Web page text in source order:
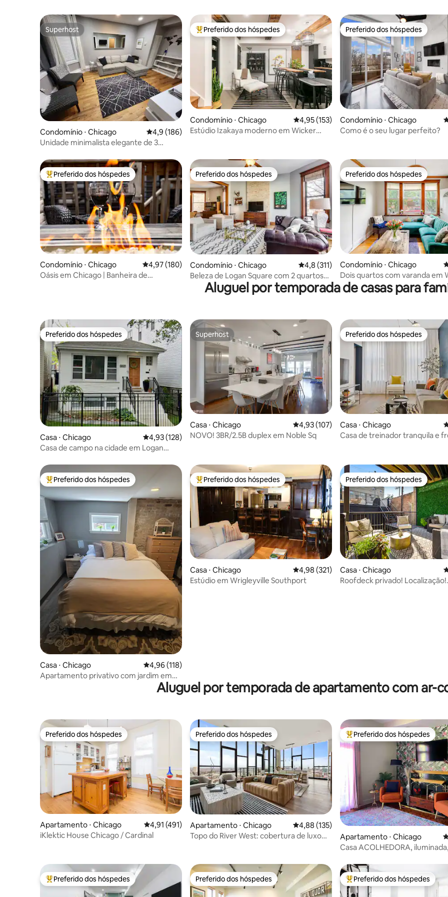
Superhost
Superhost
Condomínio ⋅ Chicago 4,9 de uma avaliação média de 5, 186 avaliações
4,9 (186)
Unidade minimalista elegante de 3
Entre os melhores preferidos dos hóspedes
Preferido dos hóspedes
Condomínio ⋅ Chicago 4,95 de uma avaliação média de 5, 153
4,95 (153)
Estúdio Izakaya moderno em Wicker
Preferido dos hóspedes
Preferido dos hóspedes
Condomínio ⋅ Chicago
Como é o seu lugar perfeito?
Entre os melhores preferidos dos hóspedes
Preferido dos hóspedes
Condomínio ⋅ Chicago 4,97 de uma avaliação média de 5, 180 avaliações
4,97 (180)
Oásis em Chicago | Banheira de
Preferido dos hóspedes
Preferido dos hóspedes
Condomínio ⋅ Chicago 4,8 de uma avaliação média de 5, 311
4,8 (311)
Beleza de Logan Square com 2 quartos
com estacionamento
Preferido dos hóspedes
Preferido dos hóspedes
Condomínio ⋅ Chicago
Dois quartos com varanda em
Park
Aluguel por temporada de casas para
Preferido dos hóspedes
Preferido dos hóspedes
Casa ⋅ Chicago 4,93 de uma avaliação média de 5, 128 avaliações
4,93 (128)
Casa de campo na cidade em Logan
Superhost
Superhost
Casa ⋅ Chicago 4,93 de uma avaliação média de 5, 107
4,93 (107)
NOVO! 3BR/2.5B duplex em Noble Sq
Preferido dos hóspedes
Preferido dos hóspedes
Casa ⋅ Chicago
Casa de treinador tranquila e
Entre os melhores preferidos dos hóspedes
Preferido dos hóspedes
Casa ⋅ Chicago 4,96 de uma avaliação média de 5, 118 avaliações
4,96 (118)
Apartamento privativo com jardim em
Entre os melhores preferidos dos hóspedes
Preferido dos hóspedes
Casa ⋅ Chicago 4,98 de uma avaliação média de 5, 321
4,98 (321)
Estúdio em Wrigleyville Southport
Preferido dos hóspedes
Preferido dos hóspedes
Casa ⋅ Chicago
Roofdeck privado! Localização!
Aluguel por temporada de apartamento com ar-
Preferido dos hóspedes
Preferido dos hóspedes
Apartamento ⋅ Chicago 4,91 de uma avaliação média de 5, 491 avaliações
4,91 (491)
iKlektic House Chicago / Cardinal
Preferido dos hóspedes
Preferido dos hóspedes
Apartamento ⋅ Chicago 4,88 de uma avaliação média de 5, 135
4,88 (135)
Topo do River West: cobertura de luxo
Entre os melhores preferidos
Preferido dos hóspedes
Apartamento ⋅ Chicago
Casa ACOLHEDORA,
Entre os melhores preferidos dos hóspedes
Preferido dos hóspedes Preferido dos hóspedes
Preferido dos hóspedes Entre os melhores preferidos
Preferido dos hóspedes